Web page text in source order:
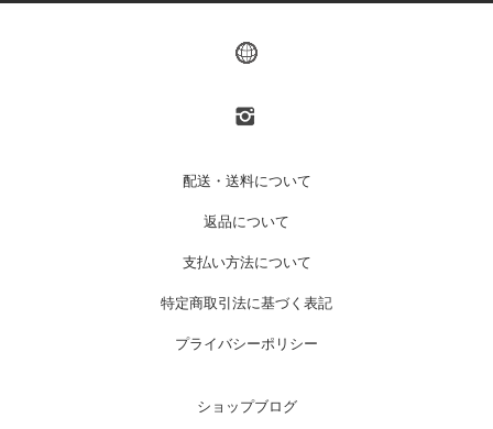
配送・送料について
返品について
支払い方法について
特定商取引法に基づく表記
プライバシーポリシー
ショップブログ